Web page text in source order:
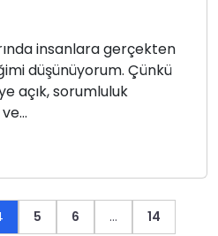
insanlara gerçekten
düşünüyorum. Çünkü
açık, sorumluluk
5 6 …
14